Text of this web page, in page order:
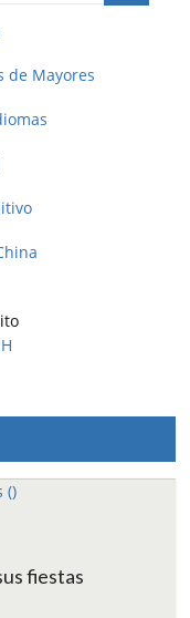
fiestas